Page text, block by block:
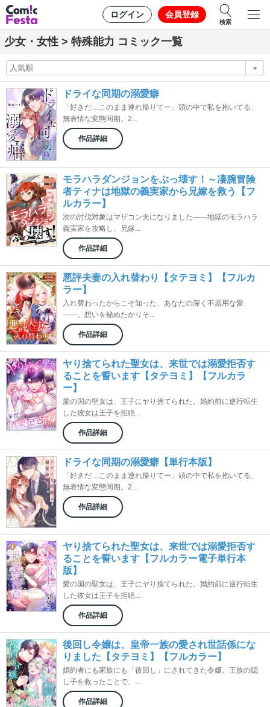
ログイン 会員登録
検索
少女・女性 > 特殊能力 コミック一覧
ドライな同期の溺愛癖
「好きだ…このまま連れ帰りてー」頭の中で私を抱いてる、
無表情な変態同期。2...
作品詳細
モラハラダンジョンをぶっ壊す！～凄腕冒険
者ティナは地獄の義実家から兄嫁を救う【フ
ルカラー】
次の討伐対象はマザコン夫になりました――地獄のモラハラ
義実家を攻略し、兄嫁...
作品詳細
悪評夫妻の入れ替わり【タテヨミ】【フルカ
ラー】
入れ替わったからこそ知った、あなたの深く不器用な愛
――。想いを秘めたかりそ...
作品詳細
ヤり捨てられた聖女は、来世では溺愛拒否す
ることを誓います【タテヨミ】【フルカラ
ー】
愛の国の聖女は、王子にヤり捨てられた。婚約前に逆行転生
した彼女は王子を拒絶...
作品詳細
ドライな同期の溺愛癖【単行本版】
「好きだ…このまま連れ帰りてー」頭の中で私を抱いてる、
無表情な変態同期。2...
作品詳細
ヤり捨てられた聖女は、来世では溺愛拒否す
ることを誓います【フルカラー電子単行本
版】
愛の国の聖女は、王子にヤり捨てられた。婚約前に逆行転生
した彼女は王子を拒絶...
作品詳細
後回し令嬢は、皇帝一族の愛され世話係にな
りました【タテヨミ】【フルカラー】
婚約者にも家族にも「後回し」にされてきた令嬢。王族の隠
し子を救ったことで、...
作品詳細